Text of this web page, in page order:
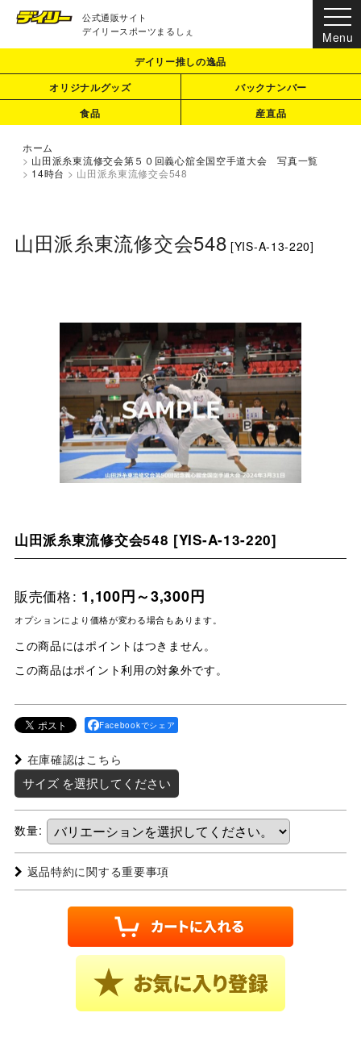
公式通販サイト
デイリースポーツまるしぇ
デイリー推しの逸品
オリジナルグッズ
バックナンバー
食品
産直品
ホーム
> 山田派糸東流修交会第５０回義心舘全国空手道大会 写真一覧
> 14時台 > 山田派糸東流修交会548
山田派糸東流修交会548 [YIS-A-13-220]
山田派糸東流修交会548 [YIS-A-13-220]
販売価格: 1,100円～3,300円
オプションにより価格が変わる場合もあります。
この商品にはポイントはつきません。
この商品はポイント利用の対象外です。
Facebookでシェア
在庫確認はこちら
サイズ を選択してください
数量:
返品特約に関する重要事項